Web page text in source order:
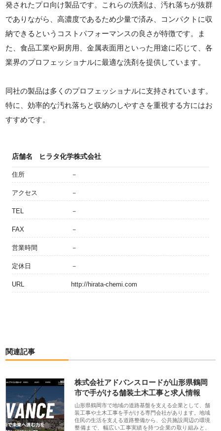
発されたプロ向け製品です。これらの洗剤は、汚れ落ちが抜群
でありながら、高濃度であるため少量で済み、コンパクトに収
納できるというコストパフォーマンスの良さが特徴です。ま
た、食品工業や厨房用、金属表面用といった用途に応じて、各
業界のプロフェッショナルに最適な洗剤を提供しています。
同社の製品は多くのプロフェッショナルに支持されています。
特に、効率的な汚れ落ちと収納のしやすさを重視する方にはお
すすめです。
店舗名 ヒラタ化学株式会社
住所 －
アクセス －
TEL －
FAX －
営業時間 －
定休日 －
URL http://hirata-chemi.com
関連記事
株式会社アドバンスロードが山形県鶴岡
市で手がける舗装土木工事と求人情報
山形県鶴岡市で地域の道路基盤を支える企業として、舗
装工事や土木工事を手がける専門会社があります。地域
住民の生活を支える道路整備から、公共施設周辺の環境
整備まで、幅広い工事実績を持つ企業の取り組みと、